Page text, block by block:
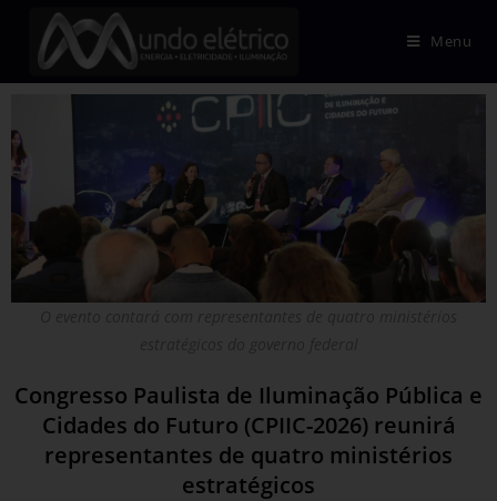
Menu
Congresso Paulista de Iluminação Pública e
Cidades do Futuro (CPIIC-2026) reunirá
representantes de quatro ministérios
estratégicos